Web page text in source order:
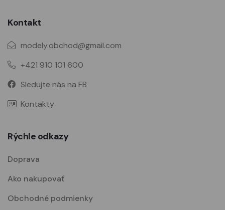
Kontakt
modely.obchod@gmail.com
+421 910 101 600
Sledujte nás na FB
Kontakty
Rýchle odkazy
Doprava
Ako nakupovať
Obchodné podmienky